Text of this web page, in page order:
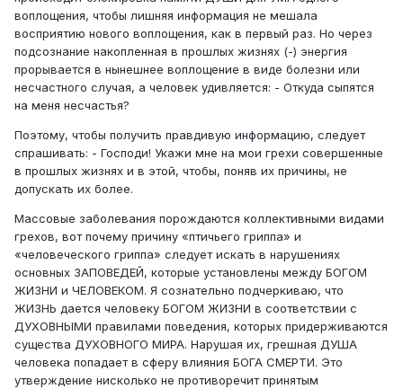
воплощения, чтобы лишняя информация не мешала
восприятию нового воплощения, как в первый раз. Но через
подсознание накопленная в прошлых жизнях (-) энергия
прорывается в нынешнее воплощение в виде болезни или
несчастного случая, а человек удивляется: - Откуда сыпятся
на меня несчастья?
Поэтому, чтобы получить правдивую информацию, следует
спрашивать: - Господи! Укажи мне на мои грехи совершенные
в прошлых жизнях и в этой, чтобы, поняв их причины, не
допускать их более.
Массовые заболевания порождаются коллективными видами
грехов, вот почему причину «птичьего гриппа» и
«человеческого гриппа» следует искать в нарушениях
основных ЗАПОВЕДЕЙ, которые установлены между БОГОМ
ЖИЗНИ и ЧЕЛОВЕКОМ. Я сознательно подчеркиваю, что
ЖИЗНЬ дается человеку БОГОМ ЖИЗНИ в соответствии с
ДУХОВНЫМИ правилами поведения, которых придерживаются
существа ДУХОВНОГО МИРА. Нарушая их, грешная ДУША
человека попадает в сферу влияния БОГА СМЕРТИ. Это
утверждение нисколько не противоречит принятым